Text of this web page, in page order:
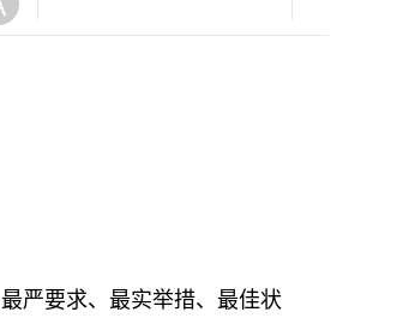
严要求、最实举措、最佳状